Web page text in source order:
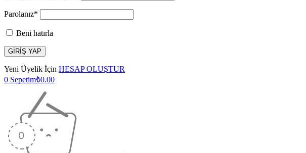
Parolanız*
Beni hatırla
Yeni Üyelik İçin HESAP OLUŞTUR
0 Sepetim₺0.00